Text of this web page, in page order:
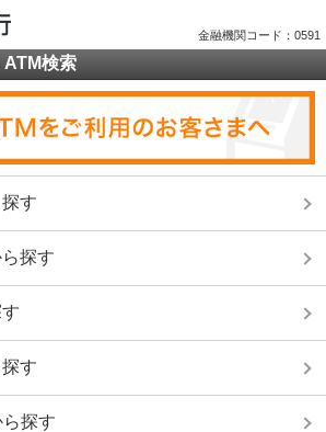
金融機関コード：0591
ATM検索
す
探す
す
探す